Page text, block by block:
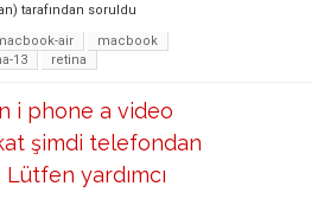
tarafından soruldu
air
macbook
13
retina
i phone a video
şimdi telefondan
yardımcı